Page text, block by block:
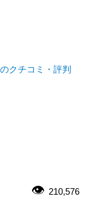
クチコミ・評判
210,576